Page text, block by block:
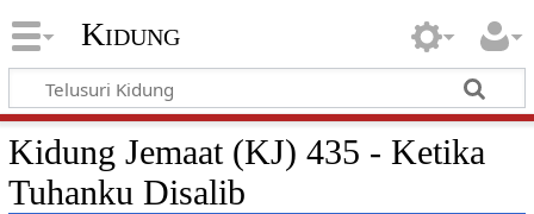
Kidung
Kidung Jemaat (KJ) 435 - Ketika
Tuhanku Disalib